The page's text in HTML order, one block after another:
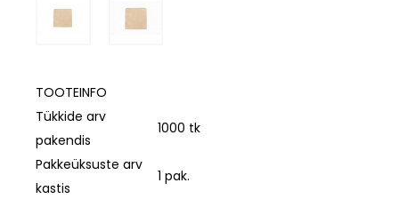
TOOTEINFO
Tükkide arv
pakendis
1000 tk
Pakkeüksuste arv
kastis
1 pak.